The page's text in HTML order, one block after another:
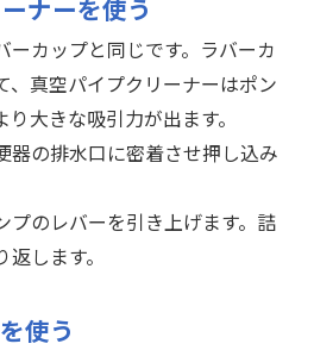
ナーを使う
ーカップと同じです。ラバーカ
、真空パイプクリーナーはポン
大きな吸引力が出ます。
器の排水口に密着させ押し込み
プのレバーを引き上げます。詰
します。
使う